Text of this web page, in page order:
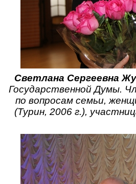
Светлана Сергеевна
Государственной Думы.
по вопросам семьи,
(Турин, 2006 г.),